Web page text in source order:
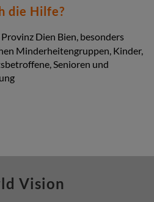
die Hilfe?
Dien Bien, besonders
Minderheitengruppen, Kinder,
Senioren und
Vision